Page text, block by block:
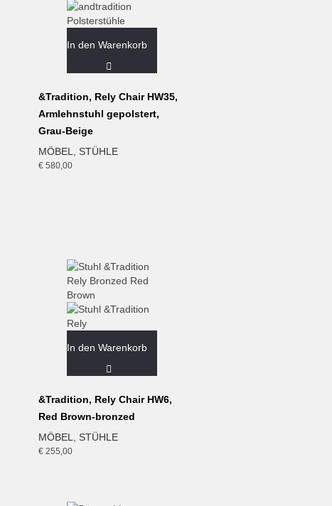
In den Warenkorb
&Tradition, Rely Chair HW35,
Armlehnstuhl gepolstert,
Grau-Beige
MÖBEL
STÜHLE
€580,00
In den Warenkorb
&Tradition, Rely Chair HW6,
Red Brown-bronzed
MÖBEL
STÜHLE
€255,00